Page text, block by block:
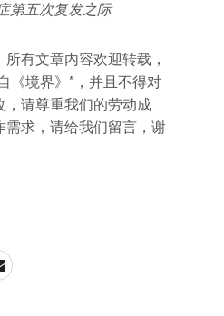
第五次复发之际
所有文章内容欢迎转载，
《境界》”，并且不得对
，请尊重我们的劳动成
需求，请给我们留言，谢